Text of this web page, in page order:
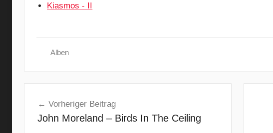
Kiasmos - II
Alben
e
Vorheriger Beitrag
John Moreland – Birds In The Ceiling